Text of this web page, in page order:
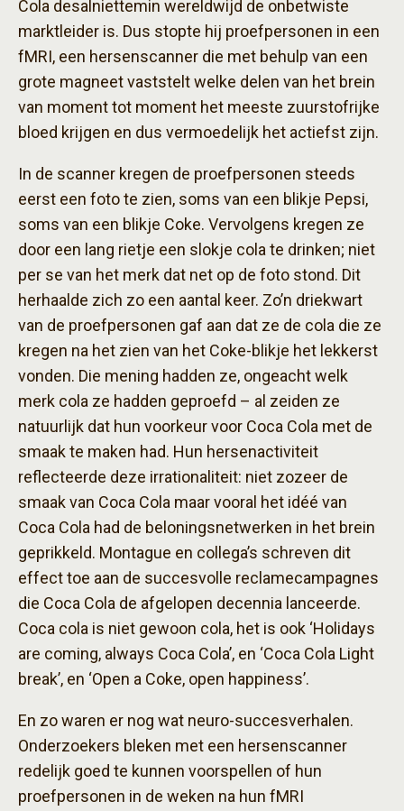
Cola desalniettemin wereldwijd de onbetwiste
marktleider is. Dus stopte hij proefpersonen in een
fMRI, een hersenscanner die met behulp van een
grote magneet vaststelt welke delen van het brein
van moment tot moment het meeste zuurstofrijke
bloed krijgen en dus vermoedelijk het actiefst zijn.
In de scanner kregen de proefpersonen steeds
eerst een foto te zien, soms van een blikje Pepsi,
soms van een blikje Coke. Vervolgens kregen ze
door een lang rietje een slokje cola te drinken; niet
per se van het merk dat net op de foto stond. Dit
herhaalde zich zo een aantal keer. Zo’n driekwart
van de proefpersonen gaf aan dat ze de cola die ze
kregen na het zien van het Coke-blikje het lekkerst
vonden. Die mening hadden ze, ongeacht welk
merk cola ze hadden geproefd – al zeiden ze
natuurlijk dat hun voorkeur voor Coca Cola met de
smaak te maken had. Hun hersenactiviteit
reflecteerde deze irrationaliteit: niet zozeer de
smaak van Coca Cola maar vooral het idéé van
Coca Cola had de beloningsnetwerken in het brein
geprikkeld. Montague en collega’s schreven dit
effect toe aan de succesvolle reclamecampagnes
die Coca Cola de afgelopen decennia lanceerde.
Coca cola is niet gewoon cola, het is ook ‘Holidays
are coming, always Coca Cola’, en ‘Coca Cola Light
break’, en ‘Open a Coke, open happiness’.
En zo waren er nog wat neuro-succesverhalen.
Onderzoekers bleken met een hersenscanner
redelijk goed te kunnen voorspellen of hun
proefpersonen in de weken na hun fMRI